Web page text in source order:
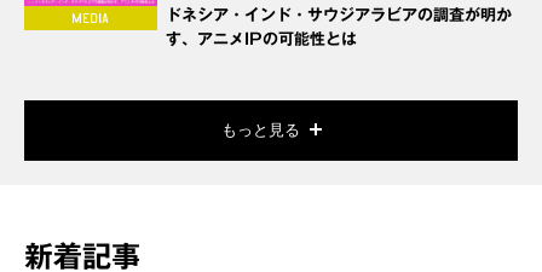
ドネシア・インド・サウジアラビアの調査が明か
す、アニメIPの可能性とは
もっと見る
新着記事